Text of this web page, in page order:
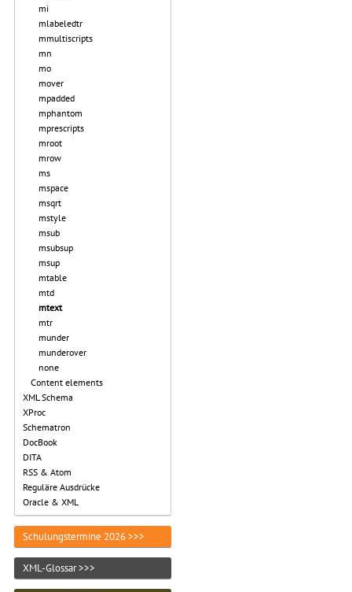
mi
mlabeledtr
mmultiscripts
mn
mo
mover
mpadded
mphantom
mprescripts
mroot
mrow
ms
mspace
msqrt
mstyle
msub
msubsup
msup
mtable
mtd
mtext
mtr
munder
munderover
none
Content elements
XML Schema
XProc
Schematron
DocBook
DITA
RSS & Atom
Reguläre Ausdrücke
Oracle & XML
Schulungstermine 2026 >>>
XML-Glossar >>>